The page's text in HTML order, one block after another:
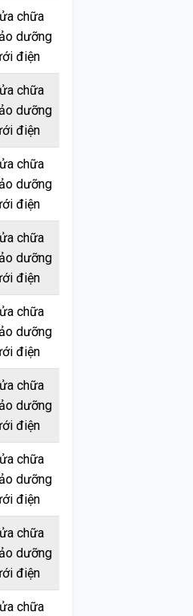
chữa
dưỡng
điện
chữa
dưỡng
điện
chữa
dưỡng
điện
chữa
dưỡng
điện
chữa
dưỡng
điện
chữa
dưỡng
điện
chữa
dưỡng
điện
chữa
dưỡng
điện
chữa